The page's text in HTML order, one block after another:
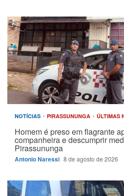
NOTÍCIAS PIRASSUNUNGA ÚLTIMAS
Homem é preso em flagrante
companheira e descumprir
Pirassununga
Antonio Naressi 8 de agosto de 2026